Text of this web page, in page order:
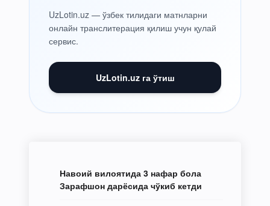
UzLotin.uz — ўзбек тилидаги матнларни
онлайн транслитерация қилиш учун қулай
сервис.
UzLotin.uz га ўтиш
Навоий вилоятида 3 нафар бола
Зарафшон дарёсида чўкиб кетди